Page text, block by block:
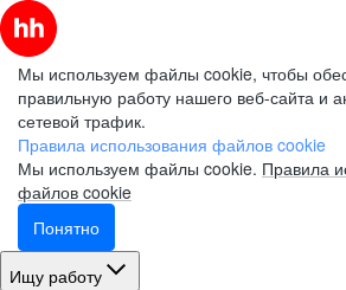
Мы используем файлы cookie, чтобы
правильную работу нашего веб-сайта и
сетевой трафик.
Правила использования файлов cookie
Мы используем файлы cookie. Правила
файлов cookie
Понятно
Ищу работу